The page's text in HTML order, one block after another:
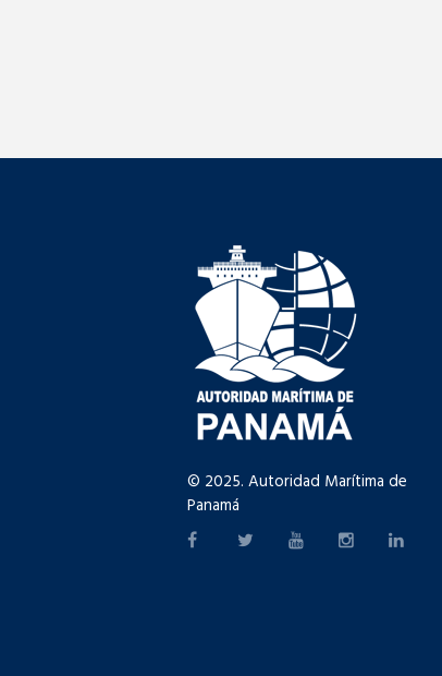
© 2025. Autoridad Marítima de
Panamá